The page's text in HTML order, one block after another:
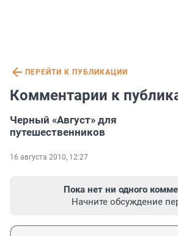
ПЕРЕЙТИ К ПУБЛИКАЦИИ
Комментарии к
Черный «Август» для
путешественников
16 августа 2010, 12:27
Пока нет ни одного
Начните обсуждение